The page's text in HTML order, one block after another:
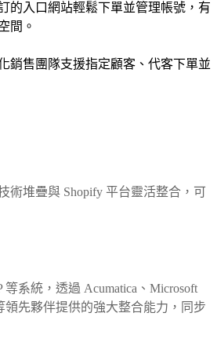
的入口網站輕鬆下單並管理帳號，有
間。
銷售團隊支援指定顧客、代客下單並
術堆疊與 Shopify 平台靈活整合，可
等系統，透過 Acumatica、Microsoft
領先夥伴提供的強大整合能力，同步